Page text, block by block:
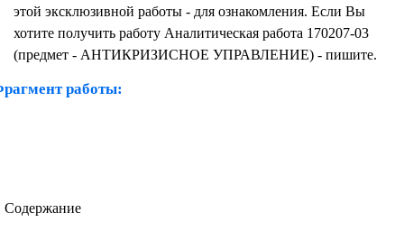
этой эксклюзивной работы - для ознакомления. Если Вы
хотите получить работу Аналитическая работа 170207-03
(предмет - АНТИКРИЗИСНОЕ УПРАВЛЕНИЕ) - пишите.
работы:
Содержание